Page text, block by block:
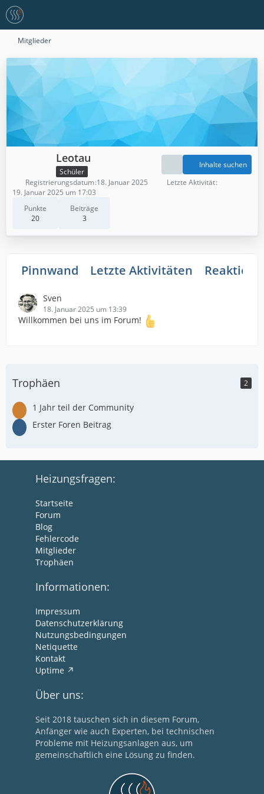
Mitglieder
Leotau
Schüler
Punkte
20
Beiträge
3
Inhalte suchen
Registrierungsdatum 18. Januar 2025
Letzte Aktivität
19. Januar 2025 um 17:03
Pinnwand Letzte Aktivitäten
Sven
18. Januar 2025 um 13:39
Willkommen bei uns im Forum!
Trophäen 2
1 Jahr teil der Community
Erster Foren Beitrag
Heizungsfragen:
Startseite
Forum
Blog
Fehlercode
Mitglieder
Trophäen
Informationen:
Impressum
Datenschutzerklärung
Nutzungsbedingungen
Netiquette
Kontakt
Uptime
Über uns:
Seit 2018 tauschen sich in diesem Forum,
Anfänger wie auch Experten, bei technischen
Probleme mit Heizungsanlagen aus, um
gemeinschaftlich eine Lösung zu finden.